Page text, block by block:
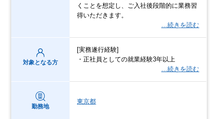
くことを想定し、ご入社後段階的に業務習
得いただきます。
…続きを読む
対象となる方
[実務遂行経験]
・正社員としての就業経験3年以上
…続きを読む
勤務地
東京都